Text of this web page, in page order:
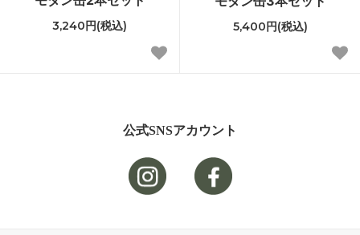
3,240円(税込) 5,400円(税込)
公式SNSアカウント